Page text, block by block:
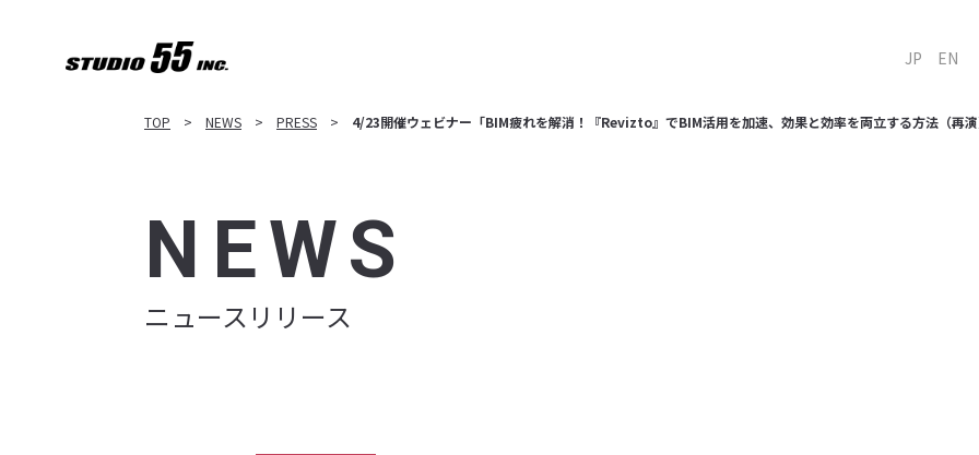
JP EN
TOP NEWS PRESS 4/23開催ウェビナー「BIM疲れを解消！『Revizto』でBIM活用を加速、効果と効率を両立する方法（再
NEWS
ニュースリリース